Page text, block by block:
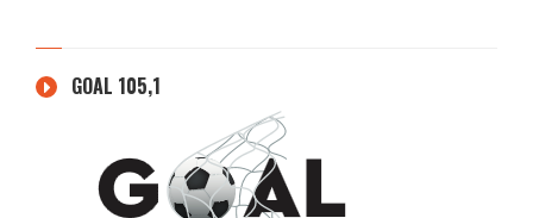
GOAL 105,1